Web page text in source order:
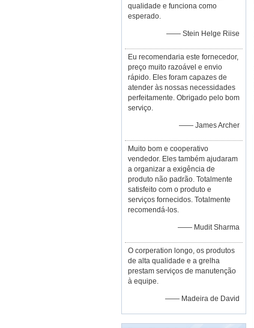
qualidade e funciona como
esperado.
—— Stein Helge Riise
Eu recomendaria este fornecedor,
preço muito razoável e envio
rápido. Eles foram capazes de
atender às nossas necessidades
perfeitamente. Obrigado pelo bom
serviço.
—— James Archer
Muito bom e cooperativo
vendedor. Eles também ajudaram
a organizar a exigência de
produto não padrão. Totalmente
satisfeito com o produto e
serviços fornecidos. Totalmente
recomendá-los.
—— Mudit Sharma
O corperation longo, os produtos
de alta qualidade e a grelha
prestam serviços de manutenção
à equipe.
—— Madeira de David